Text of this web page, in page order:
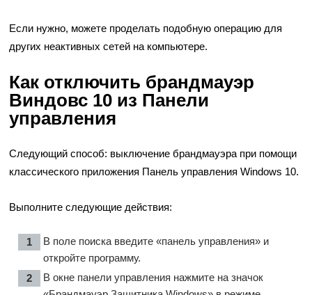
Если нужно, можете проделать подобную операцию для
других неактивных сетей на компьютере.
Как отключить брандмауэр
Виндовс 10 из Панели
управления
Следующий способ: выключение брандмауэра при помощи
классического приложения Панель управления Windows 10.
Выполните следующие действия:
В поле поиска введите «панель управления» и
откройте программу.
В окне панели управления нажмите на значок